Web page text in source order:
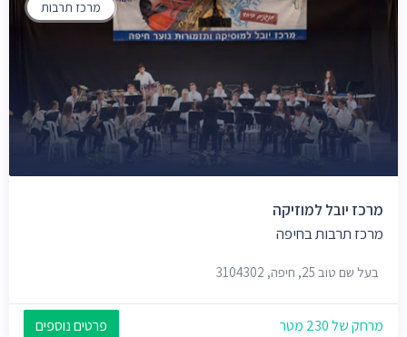
מרכז תרבות
מרכז יובל למוזיקה
מרכז תרבות בחיפה
בעל שם טוב 25, חיפה, 3104302
מרחק של 230 מטר פרטים נוספים